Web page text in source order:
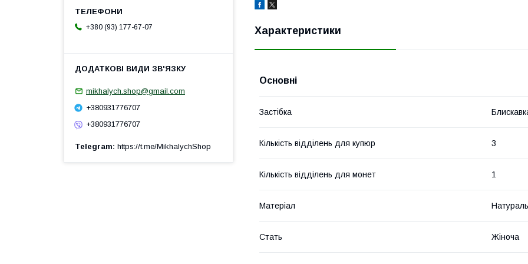
Характеристики
Основні
Застібка
Кількість відділень для купюр 3
Кількість відділень для монет 1
Матеріал
Стать Жіноча
+380 (93) 177-67-07
mikhalych.shop@gmail.com
+380931776707
+380931776707
Telegram https://t.me/MikhalychShop